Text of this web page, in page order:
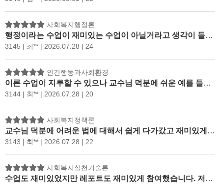
사회복지행정론
행정이라는 수업이 재미있는 수업이 아닐거라고 생각이 들었는데 처음 수업이지만 교수님의 설명으로 이해하기가 쉬웠고 도움이 되었습니다.
3145 | 최** | 2026.07.28 | 24
인간행동과사회환경
이론 수업이 지루할 수 있으나 교수님 덕분에 쉬운 예를 들어주셔서 재미있게 수업을 했고 인간 전 생애를 배울 수 있어서 우리 삶에 대해서 한번 더 생각해 보는 기회라 좋았고 토론과 레포트 주제가 저 자신을 생각해 볼 수 있는 시간이라서 뜻깊었습니다. 교수님 다른 수업으로 또 뵙고 싶습니다.
3144 | 최** | 2026.07.28 | 20
사회복지정책론
교수님 덕분에 어려운 법에 대해서 쉽게 다가갔고 재미있게 수업했습니다. 감사합니다.
3143 | 최** | 2026.07.28 | 22
사회복지실천기술론
수업도 재미있었지만 레포트도 재미있게 참여했습니다. 저는 저 지산에 대해 그리고 우리 가족에 대해서 생각해 볼 수있는 시간이 되어서 뜻깊은 시간이었습니다. 다음 학기에 또 만나뵙고 싶네요